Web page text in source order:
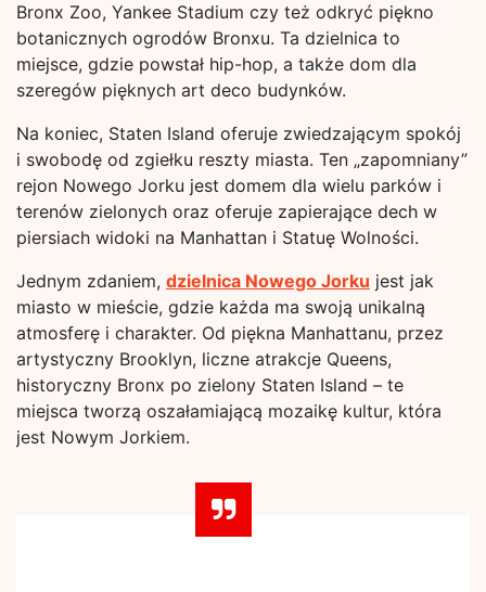
Bronx Zoo, Yankee Stadium czy też odkryć piękno
botanicznych ogrodów Bronxu. Ta dzielnica to
miejsce, gdzie powstał hip-hop, a także dom dla
szeregów pięknych art deco budynków.
Na koniec, Staten Island oferuje zwiedzającym spokój
i swobodę od zgiełku reszty miasta. Ten „zapomniany”
rejon Nowego Jorku jest domem dla wielu parków i
terenów zielonych oraz oferuje zapierające dech w
piersiach widoki na Manhattan i Statuę Wolności.
Jednym zdaniem, dzielnica Nowego Jorku jest jak
miasto w mieście, gdzie każda ma swoją unikalną
atmosferę i charakter. Od piękna Manhattanu, przez
artystyczny Brooklyn, liczne atrakcje Queens,
historyczny Bronx po zielony Staten Island – te
miejsca tworzą oszałamiającą mozaikę kultur, która
jest Nowym Jorkiem.